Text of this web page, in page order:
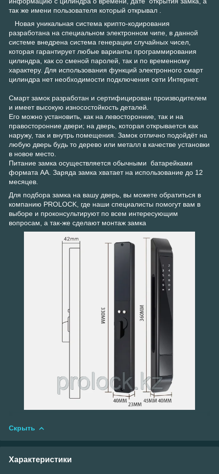
так же имени пользователя который открывал .
Новая уникальная система крипто-кодирования
разработана на специальном электронном чипе, в данной
системе внедрена система генерации случайных чисел,
которая гарантирует любые варианты программирования
цилиндра, как со сменой паролей, так и по временному
характеру. Для использования функций электронного смарт
цилиндра нет необходимости подключения сети Интернет.
Смарт замок разработан и сертифицирован производителем
и имеет высокую износостойкость деталей.
Его можно установить, как на левосторонние, так и на
правосторонние двери; на дверь, которая открывается как
наружу, так и внутрь помещения. Замок отлично подойдёт на
любую дверь будь то дерево или металл в качестве установки
в новое место.
Питание замка осуществляется обычными батарейками
формата АА. Заряда замка хватает на использование до 12
месяцев.
Для подбора замка на вашу дверь, вы можете обратиться в
компанию PROLOCK, где наши специалисты помогут вам в
выборе и проконсультируют по всем интересующим
вопросам, а так-же сделают монтаж замка
Скрыть
Характеристики